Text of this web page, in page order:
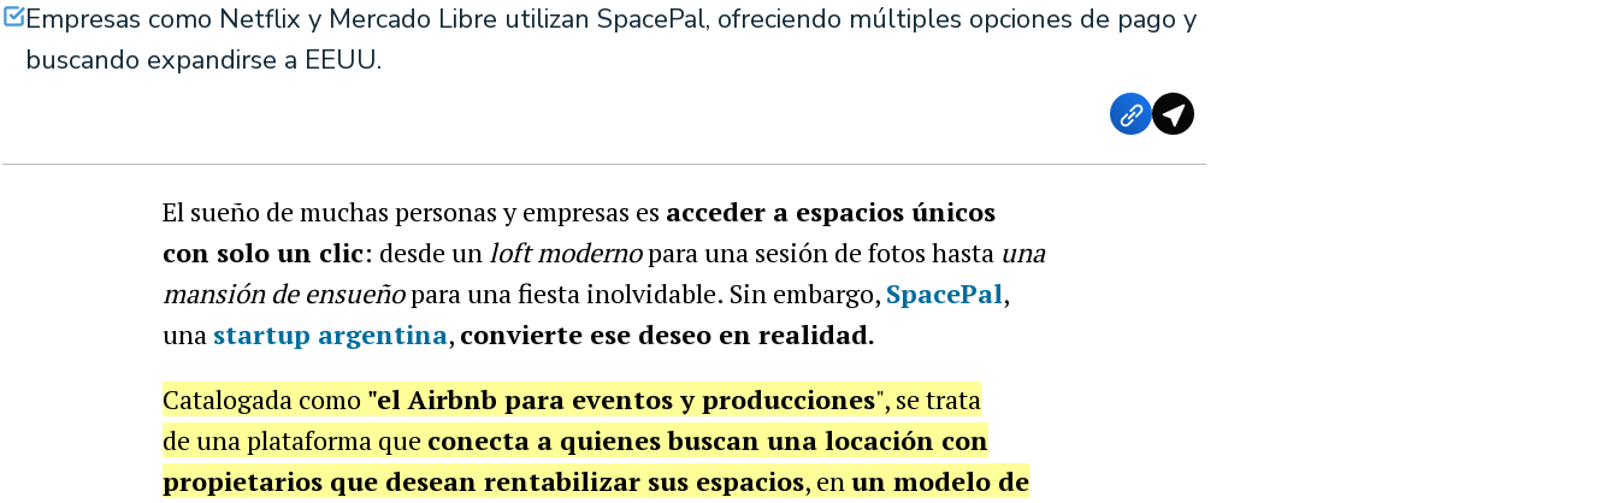
Empresas como Netflix y Mercado Libre utilizan SpacePal, ofreciendo múltiples opciones de pago y
buscando expandirse a EEUU.
El sueño de muchas personas y empresas es acceder a espacios únicos
con solo un clic: desde un loft modernopara una sesión de fotos hasta una
mansión de ensueñopara una fiesta inolvidable. Sin embargo, SpacePal,
una startup argentina, convierte ese deseo en realidad.
Catalogada como "el Airbnb para eventos y producciones", se trata
de una plataforma que conecta a quienes buscan una locación con
propietarios que desean rentabilizar sus espacios, enun modelo de